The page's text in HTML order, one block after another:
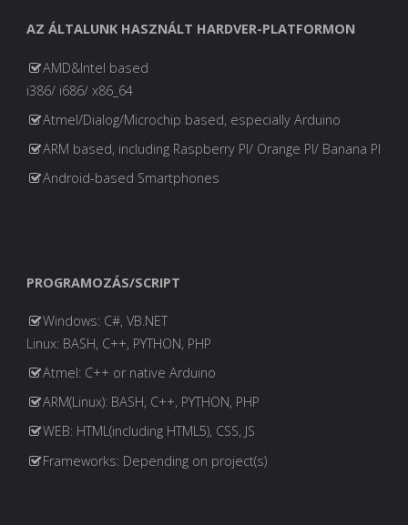
AZ ÁLTALUNK HASZNÁLT HARDVER-PLATFORMON
AMD&Intel based
i386/ i686/ x86_64
Atmel/Dialog/Microchip based, especially Arduino
ARM based, including Raspberry PI/ Orange PI/ Banana PI
Android-based Smartphones
PROGRAMOZÁS/SCRIPT
Windows: C#, VB.NET
Linux: BASH, C++, PYTHON, PHP
Atmel: C++ or native Arduino
ARM(Linux): BASH, C++, PYTHON, PHP
WEB: HTML(including HTML5), CSS, JS
Frameworks: Depending on project(s)